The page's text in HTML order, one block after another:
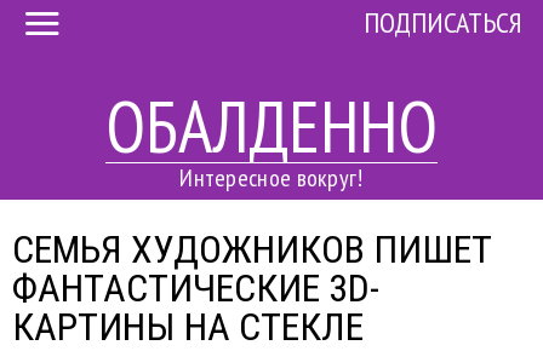
ОБАЛДЕННО
Интересное вокруг!
ПОДПИСАТЬСЯ
СЕМЬЯ ХУДОЖНИКОВ ПИШЕТ
ФАНТАСТИЧЕСКИЕ 3D-
КАРТИНЫ НА СТЕКЛЕ